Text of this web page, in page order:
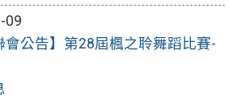
09
會公告】第28屆楓之聆舞蹈比賽-